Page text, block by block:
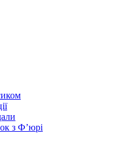
з Ф’юрі